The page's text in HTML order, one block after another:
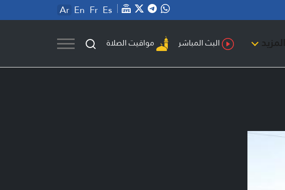
Ar En Fr Es
المزيد البث المباشر مواقيت الصلاة